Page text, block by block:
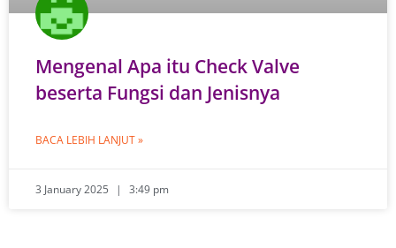
Mengenal Apa itu Check Valve
beserta Fungsi dan Jenisnya
BACA LEBIH LANJUT »
3 January 2025 3:49 pm